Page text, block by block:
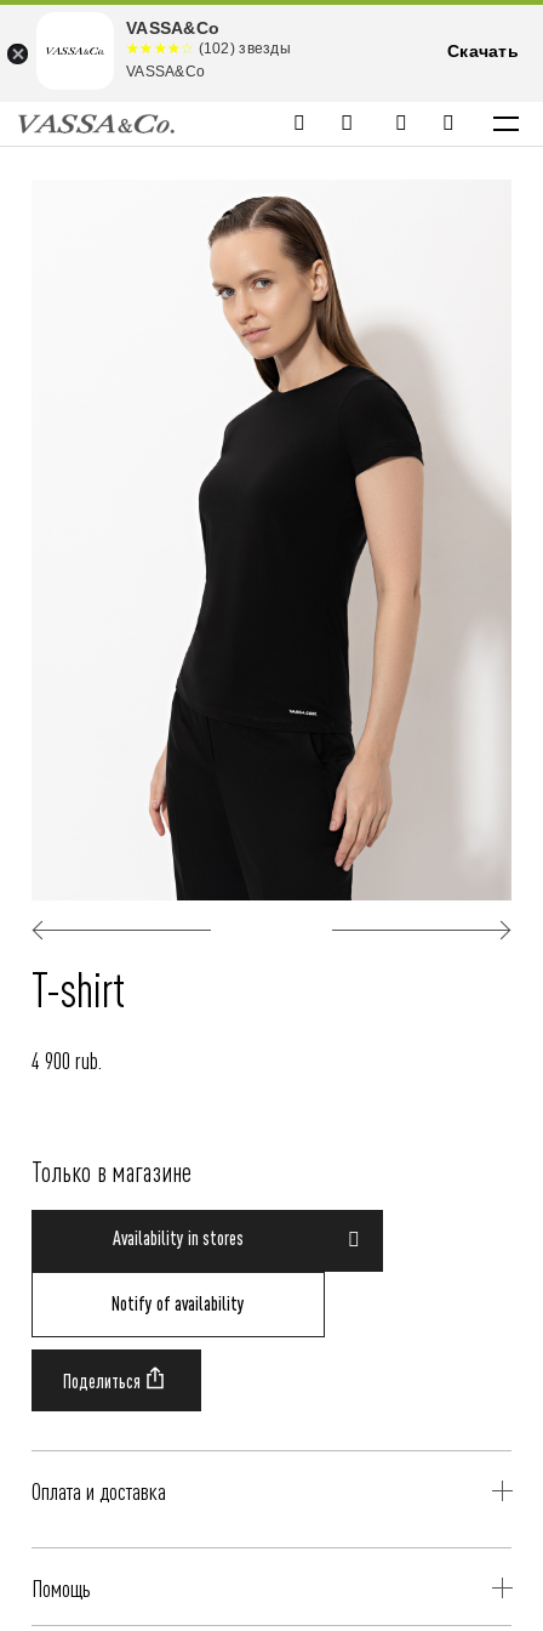
T-shirt
4 900 rub.
Только в магазине
Availability in stores
Notify of availability
Оплата и доставка
to clarify the availability, address and time of delivery.
Помощь
VASSA&Co
☆☆☆☆☆
★★★★
★
(102) звезды
VASSA&Co
Скачать